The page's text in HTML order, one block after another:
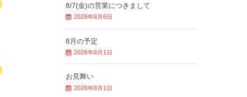
8/7(金)の営業につきまして
2026年8月6日
8月の予定
2026年8月1日
お見舞い
2026年8月1日